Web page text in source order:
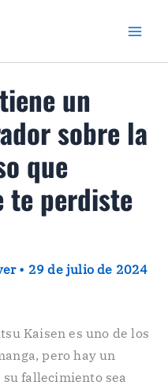
un
sobre la
que
te perdiste
• 29 de julio de 2024
Kaisen es uno de los
pero hay un
fallecimiento sea